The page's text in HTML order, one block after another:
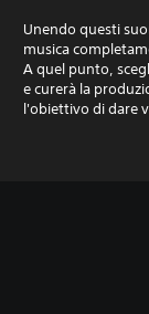
Unendo questi
musica
A quel punto,
e curerà la
l'obiettivo di dare